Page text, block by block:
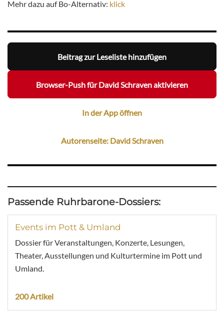
Mehr dazu auf Bo-Alternativ: klick
Beitrag zur Leseliste hinzufügen
Browser-Push für David Schraven aktivieren
In der App öffnen
Autorenseite: David Schraven
Passende Ruhrbarone-Dossiers:
Events im Pott & Umland
Dossier für Veranstaltungen, Konzerte, Lesungen,
Theater, Ausstellungen und Kulturtermine im Pott und
Umland.
200 Artikel